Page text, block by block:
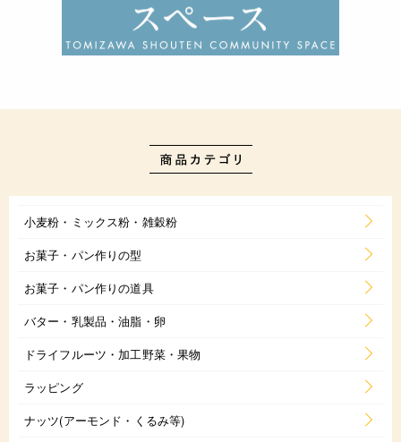
小麦粉・ミックス粉・雑穀粉
お菓子・パン作りの型
お菓子・パン作りの道具
バター・乳製品・油脂・卵
ドライフルーツ・加工野菜・果物
ラッピング
ナッツ(アーモンド・くるみ等)